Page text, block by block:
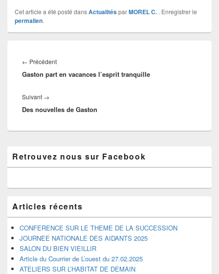
Cet article a été posté dansActualitésparMOREL C. . Enregistrer le
permalien.
de
l’article
← PrécédentArticle
précédent :
Gaston part en vacances l’esprit tranquille
Suivant →
suivant :
Des nouvelles de Gaston
principale
de
pour
barre
latérale
Retrouvez nous sur Facebook
Articles récents
CONFERENCE SUR LE THEME DE LA SUCCESSION
JOURNEE NATIONALE DES AIDANTS 2025
SALON DU BIEN VIEILLIR
Article du Courrier de L’ouest du 27.02.2025
ATELIERS SUR L’HABITAT DE DEMAIN